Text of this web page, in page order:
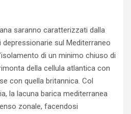
saranno caratterizzati dalla
sul Mediterraneo
di un minimo chiuso di
della cellula atlantica con
con quella britannica. Col
la lacuna barica mediterranea
zonale, facendosi